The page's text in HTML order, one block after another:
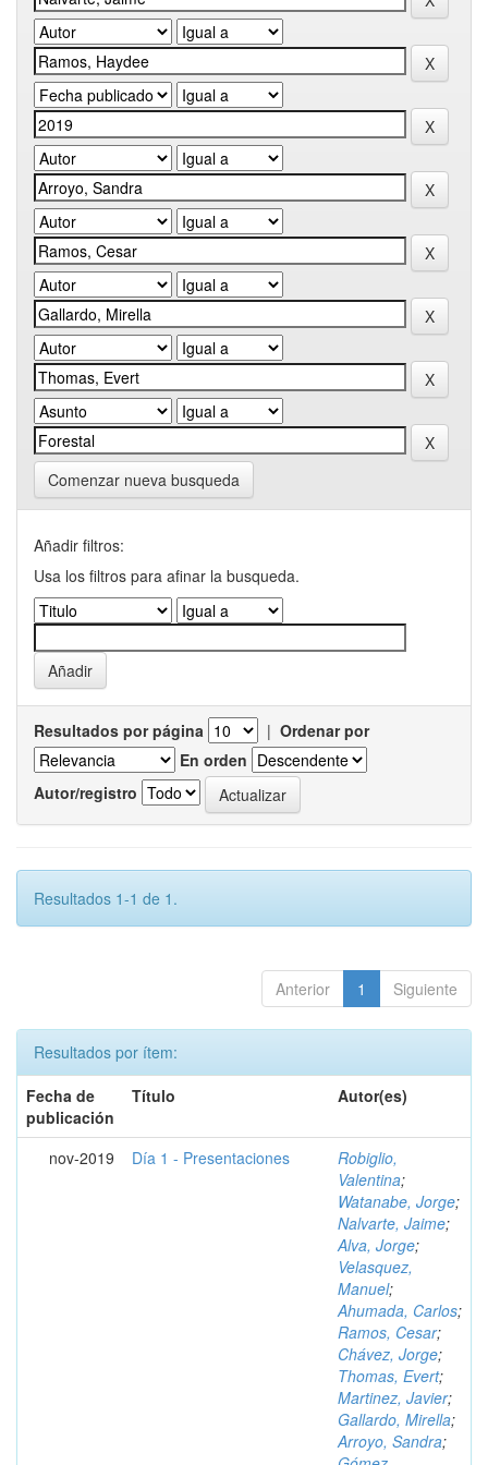
Comenzar nueva busqueda
Añadir filtros:
Usa los filtros para afinar la busqueda.
Resultados por página | Ordenar por
En orden
Autor/registro
Resultados 1-1 de 1.
Anterior 1 Siguiente
Resultados por ítem:
Fecha de
publicación
Título Autor(es)
nov-2019 Día 1 - Presentaciones
Robiglio,
Valentina;
Watanabe, Jorge;
Nalvarte, Jaime;
Alva, Jorge;
Velasquez,
Manuel;
Ahumada, Carlos;
Ramos, Cesar;
Chávez, Jorge;
Thomas, Evert;
Martinez, Javier;
Gallardo, Mirella;
Arroyo, Sandra;